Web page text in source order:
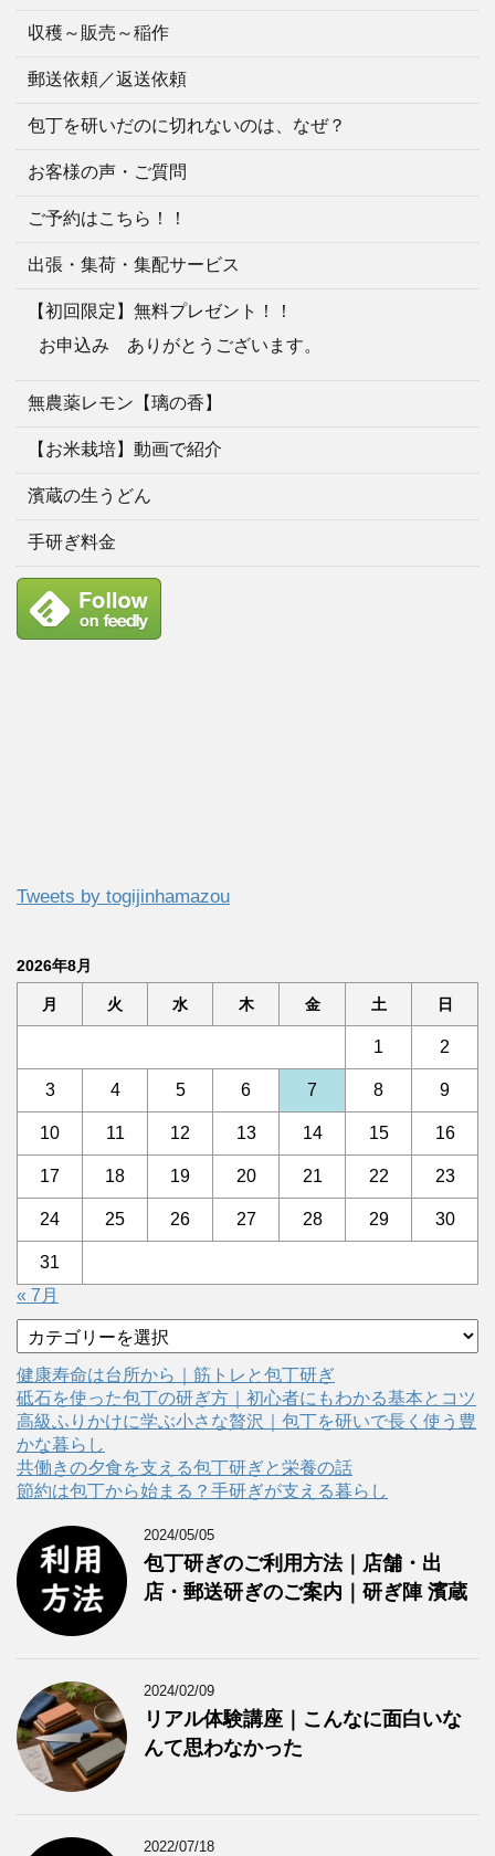
収穫～販売～稲作
郵送依頼／返送依頼
包丁を研いだのに切れないのは、なぜ？
お客様の声・ご質問
ご予約はこちら！！
出張・集荷・集配サービス
【初回限定】無料プレゼント！！
お申込み ありがとうございます。
無農薬レモン【璃の香】
【お米栽培】動画で紹介
濱蔵の生うどん
手研ぎ料金
Tweets by togijinhamazou
2026年8月
月 火 水 木 金 土 日
1 2
3 4 5 6 7 8 9
10 11 12 13 14 15 16
17 18 19 20 21 22 23
24 25 26 27 28 29 30
31
« 7月
テ
ゴ
リ
ー
健康寿命は台所から｜筋トレと包丁研ぎ
砥石を使った包丁の研ぎ方｜初心者にもわかる基本とコツ
高級ふりかけに学ぶ小さな贅沢｜包丁を研いで長く使う豊
かな暮らし
共働きの夕食を支える包丁研ぎと栄養の話
節約は包丁から始まる？手研ぎが支える暮らし
2024/05/05
包丁研ぎのご利用方法｜店舗・出
店・郵送研ぎのご案内｜研ぎ陣 濱蔵
2024/02/09
リアル体験講座｜こんなに面白いな
んて思わなかった
2022/07/18